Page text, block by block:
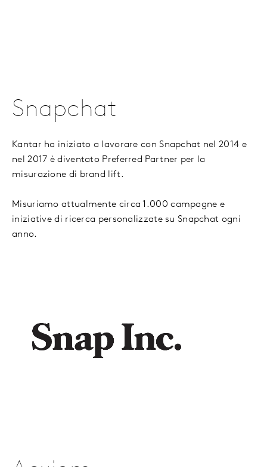
Snapchat
Kantar ha iniziato a lavorare con Snapchat nel 2014 e
nel 2017 è diventato Preferred Partner per la
misurazione di brand lift.
Misuriamo attualmente circa 1.000 campagne e
iniziative di ricerca personalizzate su Snapchat ogni
anno.